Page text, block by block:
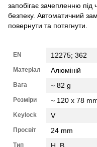
запобігає зачепленню під
безпеку. Автоматичний
повернути та потягнути.
EN 12275; 362
Матеріал Алюміній
Вага ~ 82 g
Розміри ~ 120 x 78
Keylock V
Просвіт 24 mm
Тип H, B